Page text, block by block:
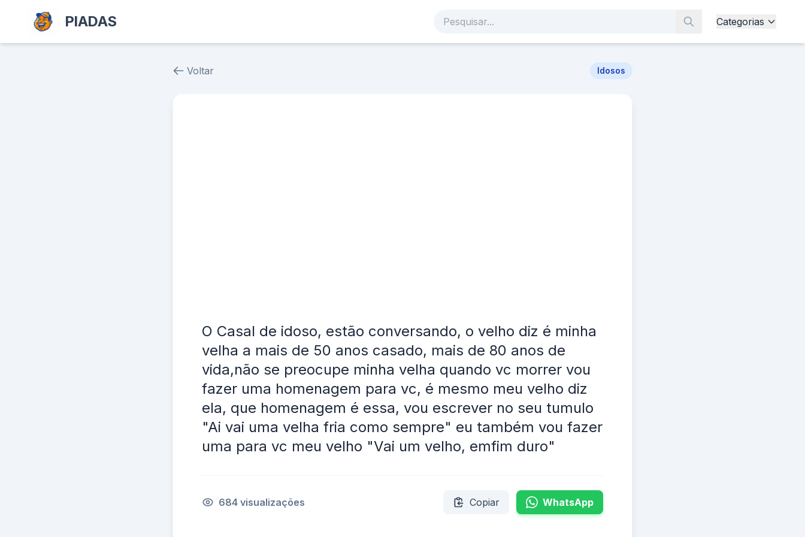
PIADAS Categorias
Voltar Idosos
O Casal de idoso, estão conversando, o velho diz é minha
velha a mais de 50 anos casado, mais de 80 anos de
vida,não se preocupe minha velha quando vc morrer vou
fazer uma homenagem para vc, é mesmo meu velho diz
ela, que homenagem é essa, vou escrever no seu tumulo
"Ai vai uma velha fria como sempre" eu também vou fazer
uma para vc meu velho "Vai um velho, emfim duro"
684 visualizações Copiar WhatsApp